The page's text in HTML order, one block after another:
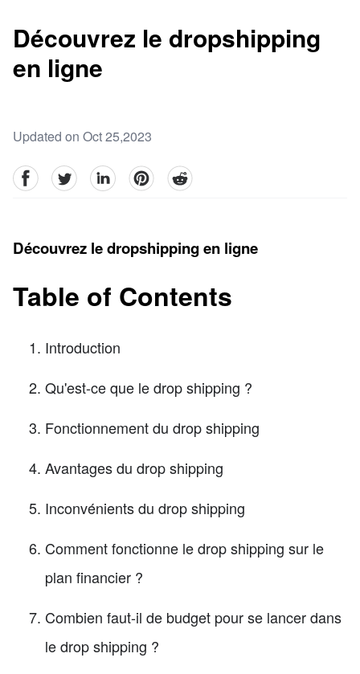
Découvrez le dropshipping
en ligne
Updated on Oct 25,2023
facebookTwitter linkedinpinterestreddit
Découvrez le dropshipping en ligne
Table of Contents
Introduction
Qu'est-ce que le drop shipping ?
Fonctionnement du drop shipping
Avantages du drop shipping
Inconvénients du drop shipping
Comment fonctionne le drop shipping sur le
plan financier ?
Combien faut-il de budget pour se lancer dans
le drop shipping ?